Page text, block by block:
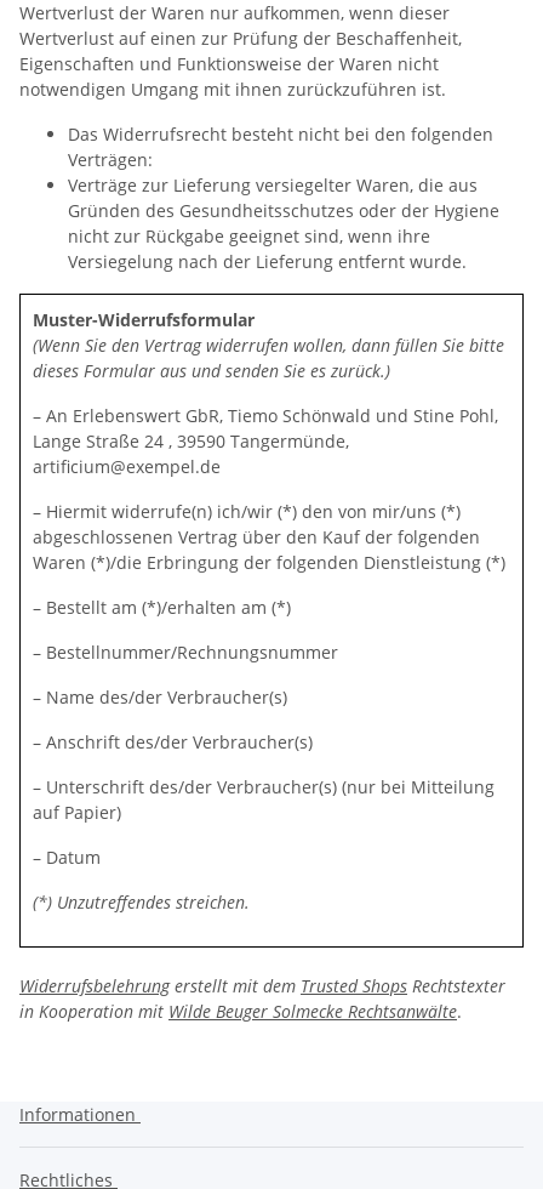
Wertverlust der Waren nur aufkommen, wenn dieser
Wertverlust auf einen zur Prüfung der Beschaffenheit,
Eigenschaften und Funktionsweise der Waren nicht
notwendigen Umgang mit ihnen zurückzuführen ist.
Das Widerrufsrecht besteht nicht bei den folgenden
Verträgen:
Verträge zur Lieferung versiegelter Waren, die aus
Gründen des Gesundheitsschutzes oder der Hygiene
nicht zur Rückgabe geeignet sind, wenn ihre
Versiegelung nach der Lieferung entfernt wurde.
Muster-Widerrufsformular
(Wenn Sie den Vertrag widerrufen wollen, dann füllen Sie bitte
dieses Formular aus und senden Sie es zurück.)
– An Erlebenswert GbR, Tiemo Schönwald und Stine Pohl,
Lange Straße 24 , 39590 Tangermünde,
artificium@exempel.de
– Hiermit widerrufe(n) ich/wir (*) den von mir/uns (*)
abgeschlossenen Vertrag über den Kauf der folgenden
Waren (*)/die Erbringung der folgenden Dienstleistung (*)
– Bestellt am (*)/erhalten am (*)
– Bestellnummer/Rechnungsnummer
– Name des/der Verbraucher(s)
– Anschrift des/der Verbraucher(s)
– Unterschrift des/der Verbraucher(s) (nur bei Mitteilung
auf Papier)
– Datum
(*) Unzutreffendes streichen.
Widerrufsbelehrungerstellt mit dem Trusted Shops Rechtstexter
in Kooperation mit Wilde Beuger Solmecke Rechtsanwälte.
Informationen
Rechtliches